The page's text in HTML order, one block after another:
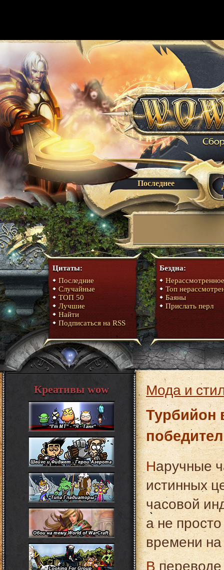
Последнее
Цитаты:
Последние
Случайные
ТОП 50
Лучшие
Найти
Подписаться на RSS
Бездна:
Нерассмотренное
Топ
Баяны
Прислать перл
Мода и
Турбийон
Наручные часы с турбийоном – это аксессуар для
истинных
часовой
а не
времени на
В переводе с французского, турбийон означает
Креативы wow